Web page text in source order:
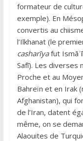
formateur de
exemple). En
convertis au
l’Ilkhanat (le
casharīyafut
Safī). Les diverses
Proche et au
Bahreïn et en Irak
Afghanistan), qui
de l’Iran, datent
même, on se
Alaouites de